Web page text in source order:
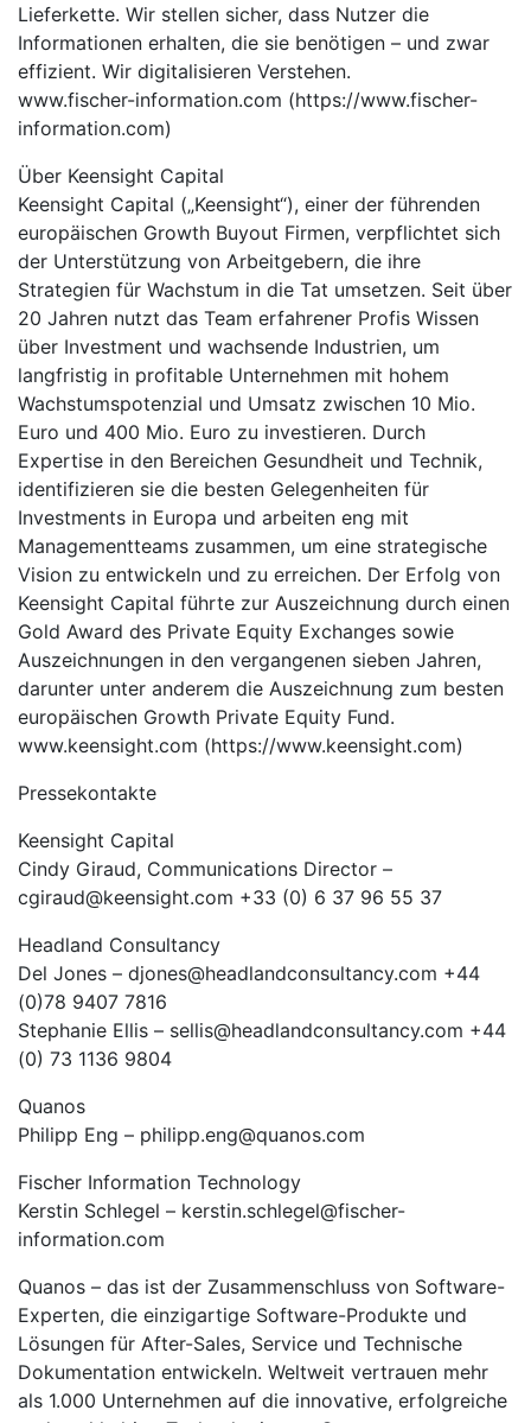
Lieferkette. Wir stellen sicher, dass Nutzer die
Informationen erhalten, die sie benötigen – und zwar
effizient. Wir digitalisieren Verstehen.
www.fischer-information.com (https://www.fischer-
information.com)
Über Keensight Capital
Keensight Capital („Keensight“), einer der führenden
europäischen Growth Buyout Firmen, verpflichtet sich
der Unterstützung von Arbeitgebern, die ihre
Strategien für Wachstum in die Tat umsetzen. Seit über
20 Jahren nutzt das Team erfahrener Profis Wissen
über Investment und wachsende Industrien, um
langfristig in profitable Unternehmen mit hohem
Wachstumspotenzial und Umsatz zwischen 10 Mio.
Euro und 400 Mio. Euro zu investieren. Durch
Expertise in den Bereichen Gesundheit und Technik,
identifizieren sie die besten Gelegenheiten für
Investments in Europa und arbeiten eng mit
Managementteams zusammen, um eine strategische
Vision zu entwickeln und zu erreichen. Der Erfolg von
Keensight Capital führte zur Auszeichnung durch einen
Gold Award des Private Equity Exchanges sowie
Auszeichnungen in den vergangenen sieben Jahren,
darunter unter anderem die Auszeichnung zum besten
europäischen Growth Private Equity Fund.
www.keensight.com (https://www.keensight.com)
Pressekontakte
Keensight Capital
Cindy Giraud, Communications Director –
cgiraud@keensight.com +33 (0) 6 37 96 55 37
Headland Consultancy
Del Jones – djones@headlandconsultancy.com +44
(0)78 9407 7816
Stephanie Ellis – sellis@headlandconsultancy.com +44
(0) 73 1136 9804
Quanos
Philipp Eng – philipp.eng@quanos.com
Fischer Information Technology
Kerstin Schlegel – kerstin.schlegel@fischer-
information.com
Quanos – das ist der Zusammenschluss von Software-
Experten, die einzigartige Software-Produkte und
Lösungen für After-Sales, Service und Technische
Dokumentation entwickeln. Weltweit vertrauen mehr
als 1.000 Unternehmen auf die innovative, erfolgreiche